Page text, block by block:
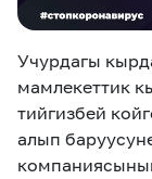
MegaTV
Учурдагы
мамлекеттик
тийгизбей
алып